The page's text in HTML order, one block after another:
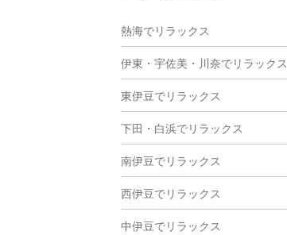
熱海でリラックス
伊東・宇佐美・川奈でリラックス
東伊豆でリラックス
下田・白浜でリラックス
南伊豆でリラックス
西伊豆でリラックス
中伊豆でリラックス